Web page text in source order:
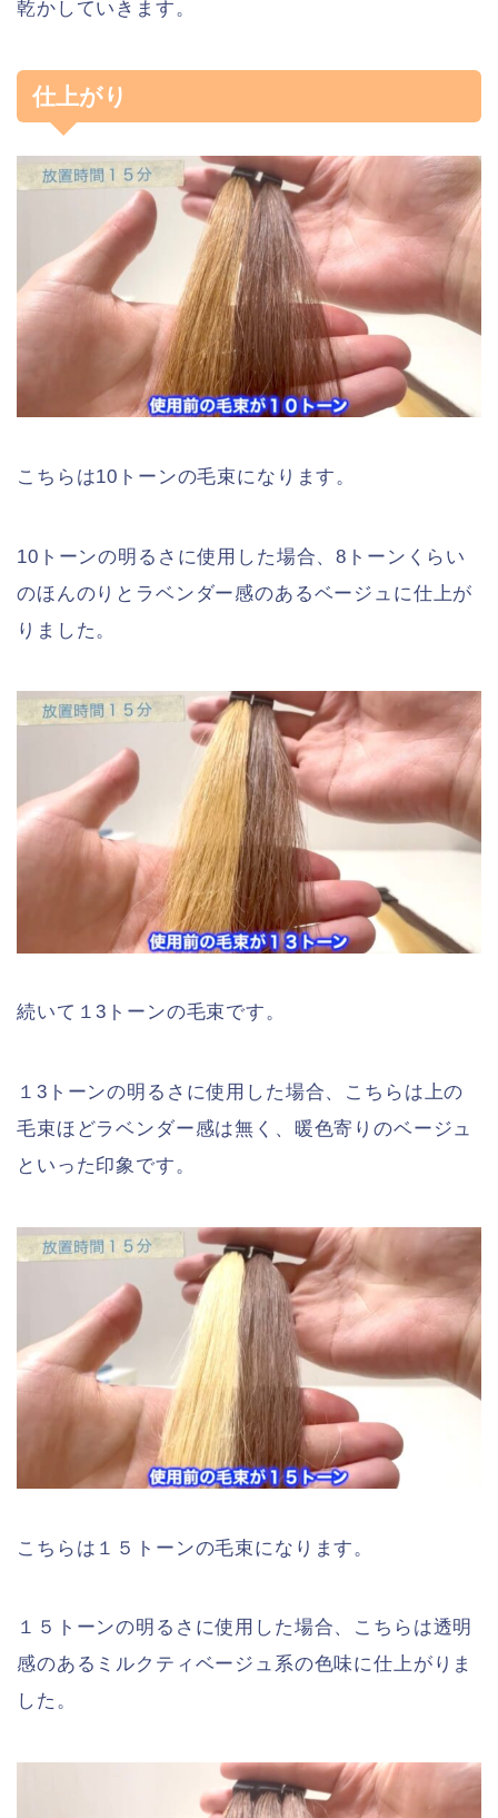
乾かしていきます。
仕上がり
こちらは10トーンの毛束になります。
10トーンの明るさに使用した場合、8トーンくらい
のほんのりとラベンダー感のあるベージュに仕上が
りました。
続いて１3トーンの毛束です。
１3トーンの明るさに使用した場合、こちらは上の
毛束ほどラベンダー感は無く、暖色寄りのベージュ
といった印象です。
こちらは１５トーンの毛束になります。
１５トーンの明るさに使用した場合、こちらは透明
感のあるミルクティベージュ系の色味に仕上がりま
した。